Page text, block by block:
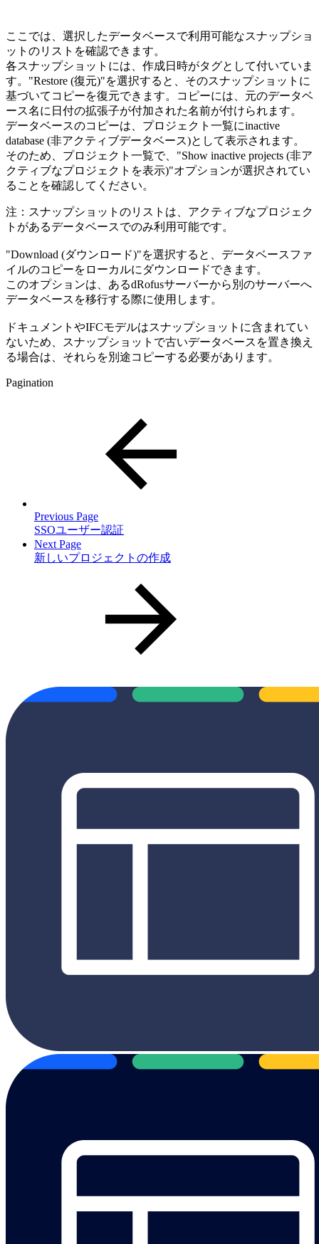
ここでは、選択したデータベースで利用可能なスナップショ
ットのリストを確認できます。
各スナップショットには、作成日時がタグとして付いていま
す。"Restore (復元)"を選択すると、そのスナップショットに
基づいてコピーを復元できます。コピーには、元のデータベ
ース名に日付の拡張子が付加された名前が付けられます。
データベースのコピーは、プロジェクト一覧にinactive
database (非アクティブデータベース)として表示されます。
そのため、プロジェクト一覧で、"Show inactive projects (非ア
クティブなプロジェクトを表示)"オプションが選択されてい
ることを確認してください。
注：スナップショットのリストは、アクティブなプロジェク
トがあるデータベースでのみ利用可能です。
"Download (ダウンロード)"を選択すると、データベースファ
イルのコピーをローカルにダウンロードできます。
このオプションは、あるdRofusサーバーから別のサーバーへ
データベースを移行する際に使用します。
ドキュメントやIFCモデルはスナップショットに含まれてい
ないため、スナップショットで古いデータベースを置き換え
る場合は、それらを別途コピーする必要があります。
Pagination
Previous Page
SSOユーザー認証
Next Page
新しいプロジェクトの作成